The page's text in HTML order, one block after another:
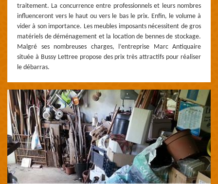
traitement. La concurrence entre professionnels et leurs nombres
influenceront vers le haut ou vers le bas le prix. Enfin, le volume à
vider à son importance. Les meubles imposants nécessitent de gros
matériels de déménagement et la location de bennes de stockage.
Malgré ses nombreuses charges, l’entreprise Marc Antiquaire
située à Bussy Lettree propose des prix très attractifs pour réaliser
le débarras.